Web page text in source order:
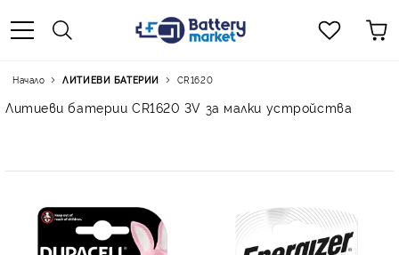
Начало ЛИТИЕВИ БАТЕРИИ CR1620
Литиеви батерии CR1620 3V за малки устройства